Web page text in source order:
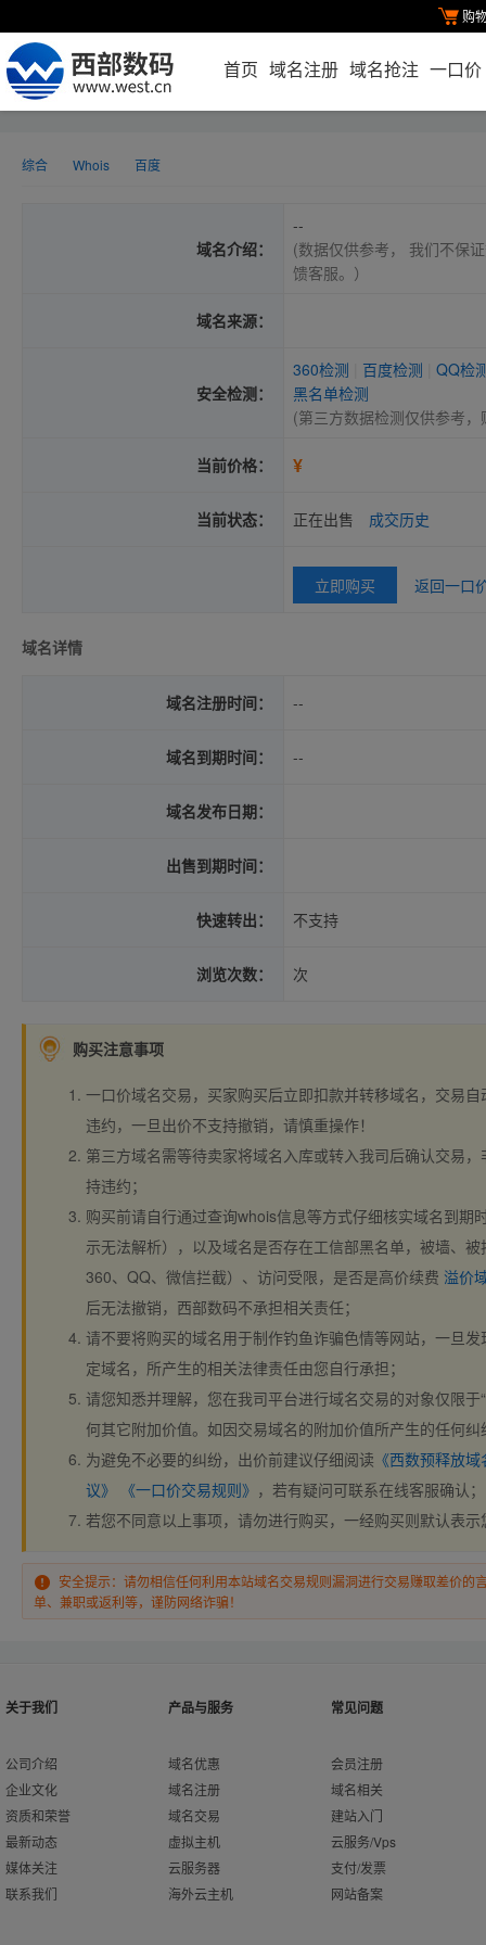
购
首页 域名注册 域名抢注 一口价
综合 Whois 百度
域名介绍：
--
(数据仅供参考， 我们不保
馈客服。）
域名来源：
安全检测：
360检测 百度检测
QQ检
黑名单检测
(第三方数据检测仅供参考
当前价格： ¥
当前状态： 正在出售 成交历史
立即购买 返回一口
域名详情
域名注册时间： --
域名到期时间： --
域名发布日期：
出售到期时间：
快速转出： 不支持
浏览次数： 次
购买注意事项
一口价域名交易，买家购买后立即扣款并转移域名，交易
违约，一旦出价不支持撤销，请慎重操作！
第三方域名需等待卖家将域名入库或转入我司后确认交易
持违约；
购买前请自行通过查询whois信息等方式仔细核实域名到期
示无法解析），以及域名是否存在工信部黑名单，被墙、
360、QQ、微信拦截）、访问受限，是否是高价续费 溢价
后无法撤销，西部数码不承担相关责任；
请不要将购买的域名用于制作钓鱼诈骗色情等网站，一旦
定域名，所产生的相关法律责任由您自行承担；
请您知悉并理解，您在我司平台进行域名交易的对象仅限于
何其它附加价值。如因交易域名的附加价值所产生的任何
为避免不必要的纠纷，出价前建议仔细阅读 《西数预释放
议》
《一口价交易规则》 ，若有疑问可联系在线客服确认；
若您不同意以上事项，请勿进行购买，一经购买则默认表
安全提示：请勿相信任何利用本站域名交易规则漏洞进行交易赚取差价的
单、兼职或返利等，谨防网络诈骗！
关于我们
公司介绍
企业文化
资质和荣誉
最新动态
媒体关注
联系我们
产品与服务
域名优惠
域名注册
域名交易
虚拟主机
云服务器
海外云主机
常见问题
会员注册
域名相关
建站入门
云服务/Vps
支付/发票
网站备案